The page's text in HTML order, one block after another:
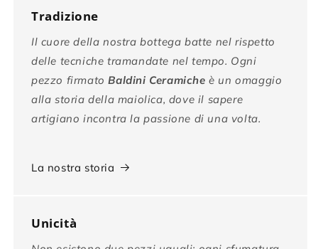
Tradizione
Il cuore della nostra bottega batte nel rispetto
delle tecniche tramandate nel tempo. Ogni
pezzo firmatoBaldini Ceramiche è un omaggio
alla storia della maiolica, dove il sapere
artigiano incontra la passione di una volta.
La nostra storia
Unicità